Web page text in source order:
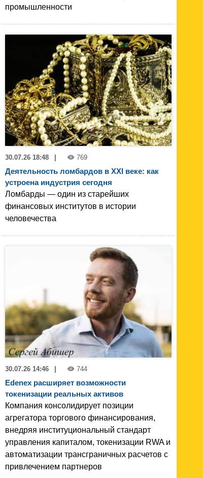
промышленности
30.07.26 18:48 769
Деятельность ломбардов в XXI веке: как
устроена индустрия сегодня
Ломбарды — один из старейших
финансовых институтов в истории
человечества
30.07.26 14:46 | 744
Edenex расширяет возможности
токенизации реальных активов
Компания консолидирует позиции
агрегатора торгового финансирования,
внедряя институциональный стандарт
управления капиталом, токенизации RWA и
автоматизации трансграничных расчетов с
привлечением партнеров